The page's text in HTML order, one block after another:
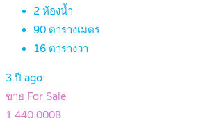
2 ห้องน้ำ
90 ตารางเมตร
16 ตารางวา
3 ปี ago
ขาย For Sale
1,440,000฿